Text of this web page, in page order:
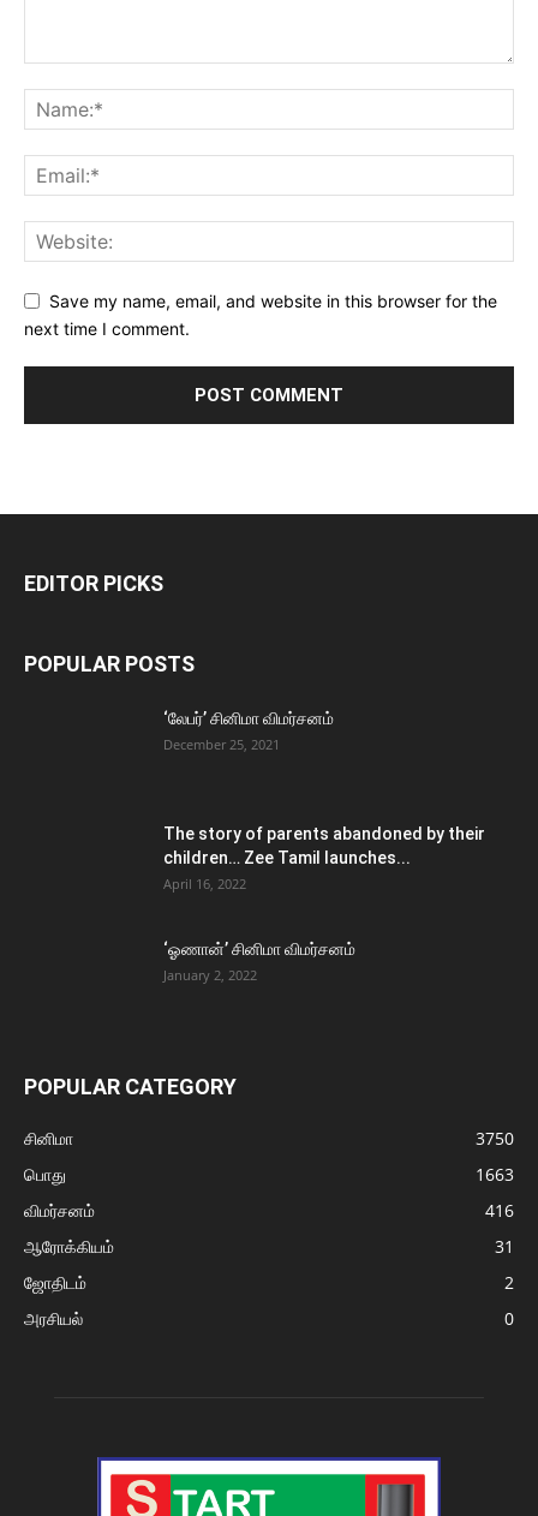
Save my name, email, and website in this browser for the
next time I comment.
EDITOR PICKS
POPULAR POSTS
‘லேபர்’ சினிமா விமர்சனம்
December 25, 2021
The story of parents abandoned by their
children… Zee Tamil launches...
April 16, 2022
‘ஓணான்’ சினிமா விமர்சனம்
January 2, 2022
POPULAR CATEGORY
சினிமா
3750
பொது
1663
விமர்சனம்
416
ஆரோக்கியம்
31
ஜோதிடம்
2
அரசியல்
0